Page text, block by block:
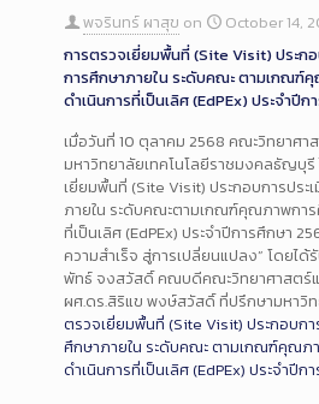
พจรินทร์ ผาสุข on
October 14,
การตรวจเยี่ยมพื้นที่ (Site Visit) ประก
การศึกษาภายใน ระดับคณะ ตามเกณฑ์
ดำเนินการที่เป็นเลิศ (EdPEx) ประจำปีก
เมื่อวันที่ 10 ตุลาคม 2568 คณะวิทยาศา
มหาวิทยาลัยเทคโนโลยีราชมงคลธัญบุ
เยี่ยมพื้นที่ (Site Visit) ประกอบการปร
ภายใน ระดับคณะตามเกณฑ์คุณภาพการ
ที่เป็นเลิศ (EdPEx) ประจำปีการศึกษา
ความสำเร็จ สู่การเปลี่ยนแปลง” โดยได้
พัทธ์ จงสวัสดิ์ คณบดีคณะวิทยาศาสตร์แ
ผศ.ดร.สิริแข พงษ์สวัสดิ์ ที่ปรึกษามหาวิ
ตรวจเยี่ยมพื้นที่ (Site Visit) ประกอบก
ศึกษาภายใน ระดับคณะ ตามเกณฑ์คุณภ
ดำเนินการที่เป็นเลิศ (EdPEx) ประจำปีก